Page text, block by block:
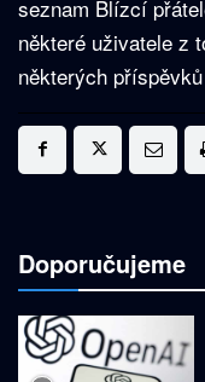
seznam Blízcí
některé uživatele z
některých
Doporučujeme